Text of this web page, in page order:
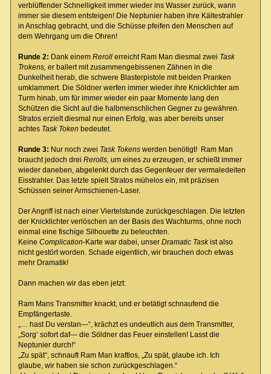
verblüffender Schnelligkeit immer wieder ins Wasser zurück, wann
immer sie diesem entsteigen! Die Neptunier haben ihre Kältestrahler
in Anschlag gebracht, und die Schüsse pfeifen den Menschen auf
dem Wehrgang um die Ohren!
Runde 2: Dank einem Rerollerreicht Ram Man diesmal zwei Task
Trokens, er ballert mit zusammengebissenen Zähnen in die
Dunkelheit herab, die schwere Blasterpistole mit beiden Pranken
umklammert. Die Söldner werfen immer wieder ihre Knicklichter am
Turm hinab, um für immer wieder ein paar Momente lang den
Schützen die Sicht auf die halbmenschlichen Gegner zu gewähren.
Stratos erzielt diesmal nur einen Erfolg, was aber bereits unser
achtes Task Token bedeutet.
Runde 3: Nur noch zwei Task Tokenswerden benötigt! Ram Man
braucht jedoch drei Rerolls, um eines zu erzeugen, er schießt immer
wieder daneben, abgelenkt durch das Gegenfeuer der vermaledeiten
Eisstrahler. Das letzte spielt Stratos mühelos ein, mit präzisen
Schüssen seiner Armschienen-Laser.
Der Angriff ist nach einer Viertelstunde zurückgeschlagen. Die letzten
der Knicklichter verlöschen an der Basis des Wachturms, ohne noch
einmal eine fischige Silhouette zu beleuchten.
Keine Complication-Karte war dabei, unser Dramatic Taskist also
nicht gestört worden. Schade eigentlich, wir brauchen doch etwas
mehr Dramatik!
Dann machen wir das eben jetzt:
Ram Mans Transmitter knackt, und er betätigt schnaufend die
Empfängertaste.
„… hast Du verstan—“, krächzt es undeutlich aus dem Transmitter,
„Sorg‘ sofort daf— die Söldner das Feuer einstellen! Lasst die
Neptunier durch!“
„Zu spät“, schnauft Ram Man kraftlos, „Zu spät, glaube ich. Ich
glaube, wir haben sie schon zurückgeschlagen.“